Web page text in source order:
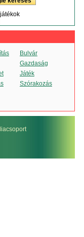
játékok
Bulvár
Gazdaság
Játék
Szórakozás